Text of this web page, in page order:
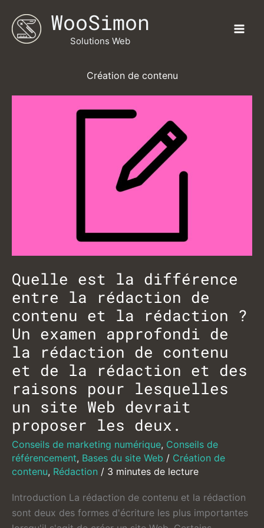
contenu
WooSimon
Solutions Web
Création de contenu
Quelle est la différence
entre la rédaction de
contenu et la rédaction ?
Un examen approfondi de
la rédaction de contenu
et de la rédaction et des
raisons pour lesquelles
un site Web devrait
proposer les deux.
Conseils de marketing numérique, Conseils de
référencement, Bases du site Web / Création de
contenu, Rédaction / 3 minutes de lecture
Introduction La rédaction de contenu et la rédaction
sont deux des formes d'écriture les plus importantes